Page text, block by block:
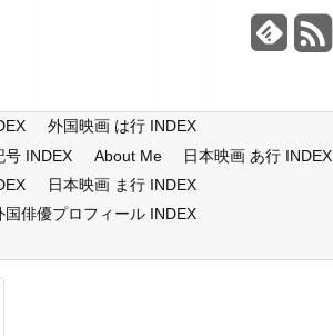
外国映画 は行 INDEX
号 INDEX About Me
日本映画 あ行 INDEX
日本映画 ま行 INDEX
国俳優プロフィール INDEX